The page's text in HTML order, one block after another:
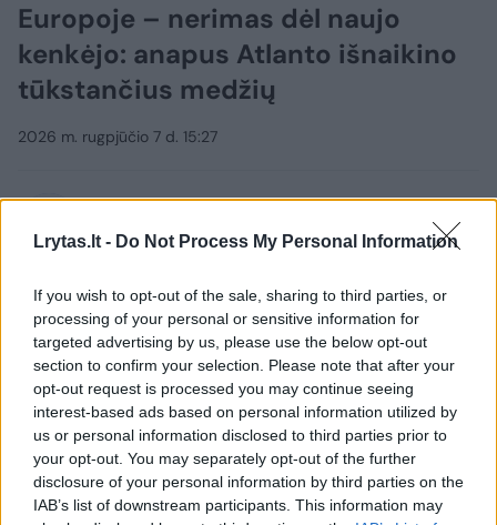
Lrytas.lt - Do Not Process My Personal Information
If you wish to opt-out of the sale, sharing to third parties, or
processing of your personal or sensitive information for
targeted advertising by us, please use the below opt-out
section to confirm your selection. Please note that after your
opt-out request is processed you may continue seeing
interest-based ads based on personal information utilized by
us or personal information disclosed to third parties prior to
your opt-out. You may separately opt-out of the further
disclosure of your personal information by third parties on the
IAB’s list of downstream participants. This information may
Europoje – nerimas dėl naujo
kenkėjo: anapus Atlanto išnaikino
tūkstančius medžių
2026 m. rugpjūčio 7 d. 15:27
Pasak valdžios institucijų, Vengrijoje ir
Slovakijoje pirmą kartą Europos Sąjungoje
aptiktas mažytis iš Azijos kilęs vabalas,
Šiaurės Amerikoje nuniokojęs uosių
miškus.